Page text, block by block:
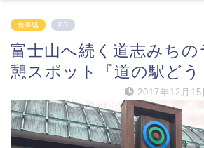
食事処 PR
富士山へ続く道志みち
憩スポット『道の駅どう
2017年12月15